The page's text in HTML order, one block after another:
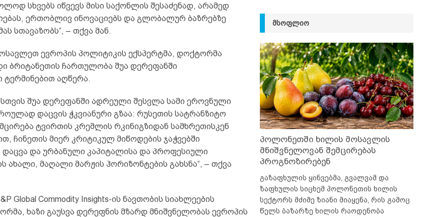
სხვებს იწვევს მისი საქონლის შესაძენად, არამედ
ერთობლივ ინოვაციებს და გლობალურ ბაზრებზე
სთავაზობს“, – თქვა მან.
ევროპის პოლიტიკის ექსპერტმა, დოქტორმა
ბრიტანეთის ჩართულობა შუა დერეფანში
აღწერა.
შუა დერეფანში ადრეული შესვლა სამი ეროვნული
დაცვის ჭკვიანური გზაა: რუსეთის სატრანზიტო
ტვირთის კრემლის რკინიგზიდან სამხრეთისკენ
ჩინეთის მიერ კრიტიკულ მიწოდების ჯაჭვებში
დაცვა და ურბანული კაპიტალისა და პროფესიული
ახალი, მაღალი მარჟის ჰორიზონტების გახსნა“, – თქვა
Global Commodity Insights-ის ნავთობის სიახლეების
ხაზი გაუსვა დერეფნის მზარდ მნიშვნელობას ევროპის
ᲛᲡᲝᲤᲚᲘᲝ
პოლონეთში ხილის მოსავლის
მნიშვნელოვან შემცირებას
პროგნოზირებენ
გაზაფხულის ყინვებმა, გვალვამ და
ზაფხულის სიცხემ პოლონეთის ხილის
სექტორს მძიმე ზიანი მიაყენა, რის გამოც
წელს ბაზარზე ხილის რაოდენობა